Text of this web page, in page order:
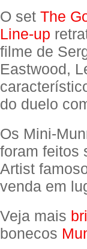
O set The
Line-up
filme de
Eastwood,
do duelo
Os Mini-
foram feitos
Artist
venda em
Veja mais
bonecos